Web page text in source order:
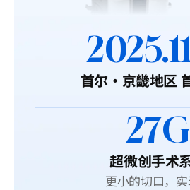
首尔·京畿地区
27G
超微创手术
更小的切口，